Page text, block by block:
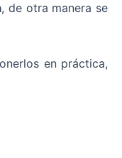
, de otra manera se
en práctica,